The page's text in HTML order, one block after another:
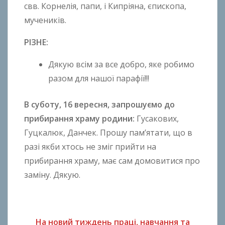
свв. Корнелія, папи, і Кипріяна, єпископа,
мучеників.
РІЗНЕ:
Дякую всім за все добро, яке робимо
разом для нашої парафії!!!
В суботу, 16 вересня, запрошуємо до
прибирання храму родини: Гусакових,
Гуцкалюк, Данчек. Прошу пам’ятати, що в
разі якби хтось не зміг прийти на
прибирання храму, має сам домовитися про
заміну. Дякую.
На новий тиждень праці, навчання та